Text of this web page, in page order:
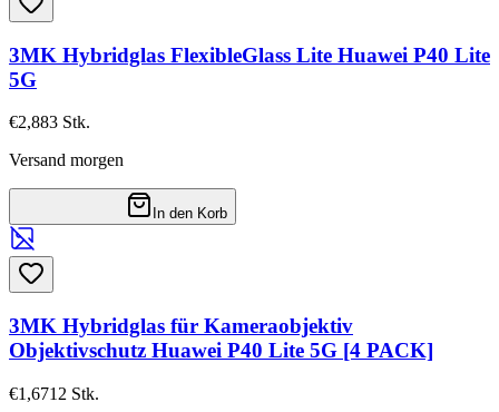
3MK Hybridglas FlexibleGlass Lite Huawei P40 Lite
5G
€2,883 Stk.
Versand morgen
In den Korb
3MK Hybridglas für Kameraobjektiv
Objektivschutz Huawei P40 Lite 5G [4 PACK]
€1,6712 Stk.